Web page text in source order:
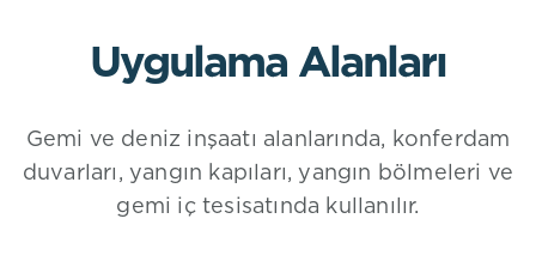
Uygulama Alanları
Gemi ve deniz inşaatı alanlarında, konferdam
duvarları, yangın kapıları, yangın bölmeleri ve
gemi iç tesisatında kullanılır.